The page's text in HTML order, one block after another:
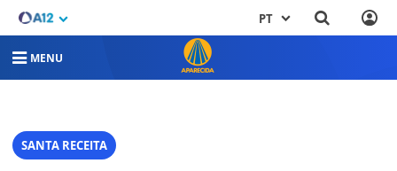
PT
MENU
SANTA RECEITA